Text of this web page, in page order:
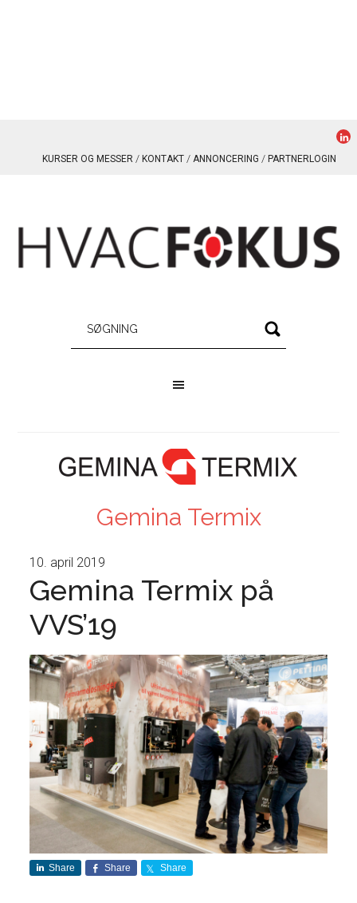
KURSER OG MESSER KONTAKT ANNONCERING PARTNERLOGIN
Gemina Termix
10. april 2019
Gemina Termix på
VVS’19
Share Share Share